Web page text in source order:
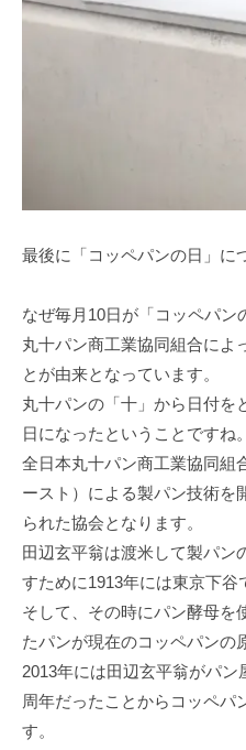
最後に「コッペパンの日」に
なぜ毎月10日が「コッペパン
丸十パン商工業協同組合によ
とが由来となっています。
丸十パンの「十」から日付を
日になったということですね。
全日本丸十パン商工業協同組
ースト）による製パン技術を
られた協会となります。
田辺玄平翁は渡米して製パン
すために1913年には東京下谷
そして、その時にパン酵母を
たパンが現在のコッペパンの
2013年には田辺玄平翁がパ
周年だったことからコッペパ
す。